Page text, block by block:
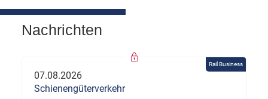
Nachrichten
Rail Business
07.08.2026
Schienengüterverkehr